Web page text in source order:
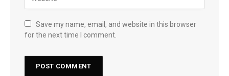
Save my name, email, and website in this browser
for the next time I comment.